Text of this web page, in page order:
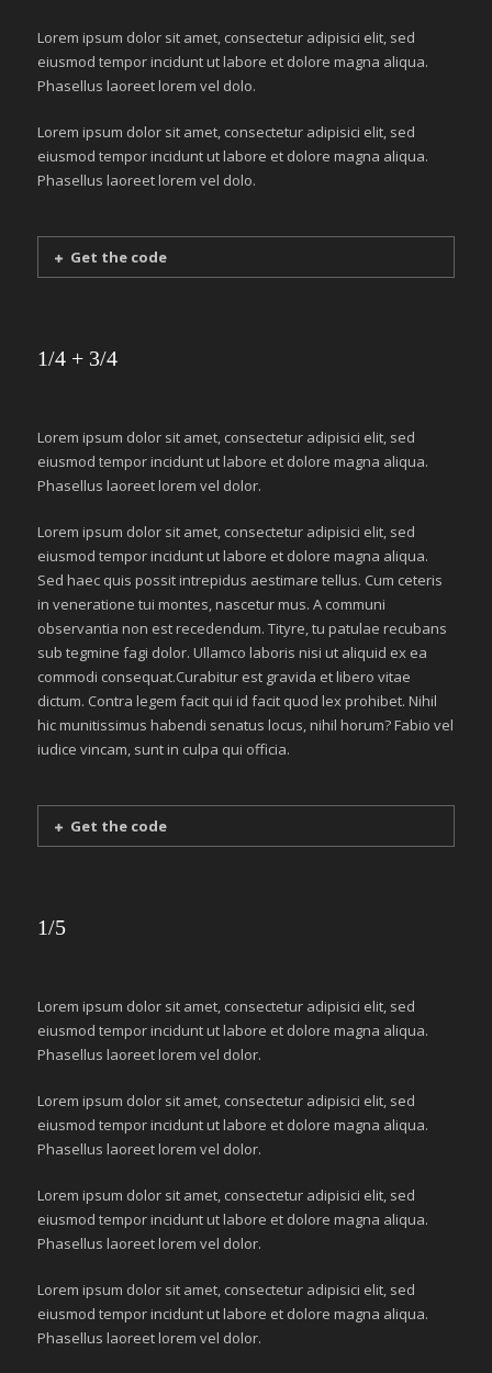
Lorem ipsum dolor sit amet, consectetur adipisici elit, sed
eiusmod tempor incidunt ut labore et dolore magna aliqua.
Phasellus laoreet lorem vel dolo.
Lorem ipsum dolor sit amet, consectetur adipisici elit, sed
eiusmod tempor incidunt ut labore et dolore magna aliqua.
Phasellus laoreet lorem vel dolo.
Get the code
1/4 + 3/4
Lorem ipsum dolor sit amet, consectetur adipisici elit, sed
eiusmod tempor incidunt ut labore et dolore magna aliqua.
Phasellus laoreet lorem vel dolor.
Lorem ipsum dolor sit amet, consectetur adipisici elit, sed
eiusmod tempor incidunt ut labore et dolore magna aliqua.
Sed haec quis possit intrepidus aestimare tellus. Cum ceteris
in veneratione tui montes, nascetur mus. A communi
observantia non est recedendum. Tityre, tu patulae recubans
sub tegmine fagi dolor. Ullamco laboris nisi ut aliquid ex ea
commodi consequat.Curabitur est gravida et libero vitae
dictum. Contra legem facit qui id facit quod lex prohibet. Nihil
hic munitissimus habendi senatus locus, nihil horum? Fabio vel
iudice vincam, sunt in culpa qui officia.
Get the code
1/5
Lorem ipsum dolor sit amet, consectetur adipisici elit, sed
eiusmod tempor incidunt ut labore et dolore magna aliqua.
Phasellus laoreet lorem vel dolor.
Lorem ipsum dolor sit amet, consectetur adipisici elit, sed
eiusmod tempor incidunt ut labore et dolore magna aliqua.
Phasellus laoreet lorem vel dolor.
Lorem ipsum dolor sit amet, consectetur adipisici elit, sed
eiusmod tempor incidunt ut labore et dolore magna aliqua.
Phasellus laoreet lorem vel dolor.
Lorem ipsum dolor sit amet, consectetur adipisici elit, sed
eiusmod tempor incidunt ut labore et dolore magna aliqua.
Phasellus laoreet lorem vel dolor.